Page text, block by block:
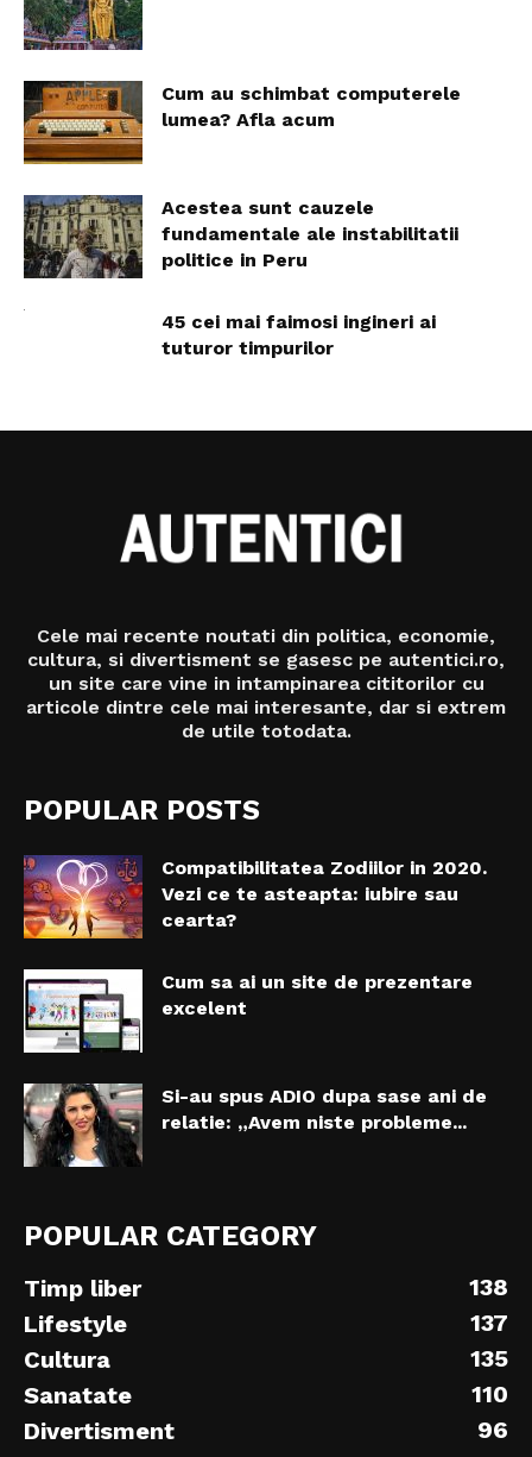
Cum au schimbat computerele
lumea? Afla acum
Acestea sunt cauzele
fundamentale ale instabilitatii
politice in Peru
45 cei mai faimosi ingineri ai
tuturor timpurilor
Cele mai recente noutati din politica, economie,
cultura, si divertisment se gasesc pe autentici.ro,
un site care vine in intampinarea cititorilor cu
articole dintre cele mai interesante, dar si extrem
de utile totodata.
POPULAR POSTS
Compatibilitatea Zodiilor in 2020.
Vezi ce te asteapta: iubire sau
cearta?
Cum sa ai un site de prezentare
excelent
Si-au spus ADIO dupa sase ani de
relatie: „Avem niste probleme...
POPULAR CATEGORY
Timp liber
138
Lifestyle
137
Cultura
135
Sanatate
110
Divertisment
96